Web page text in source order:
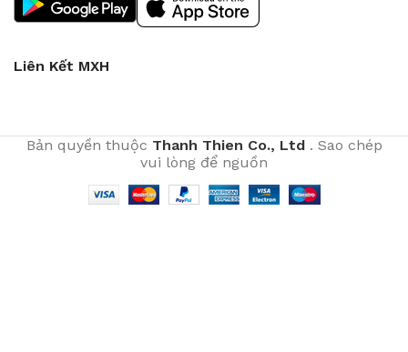
Liên Kết MXH
Bản quyền thuộc Thanh Thien Co., Ltd. Sao chép
vui lòng để nguồn